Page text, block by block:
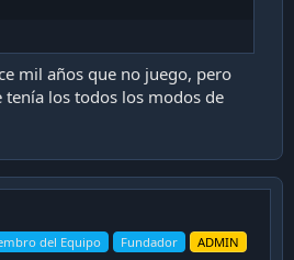
mil años que no juego, pero
tenía los todos los modos de
del Equipo Fundador ADMIN